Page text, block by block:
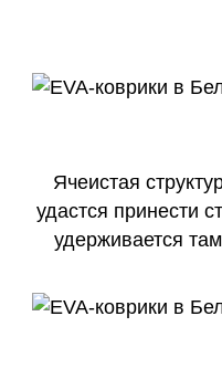
Ячеистая
удастся принести
удерживается